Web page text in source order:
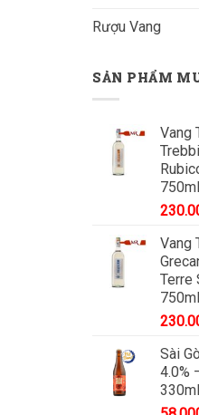
Rượu Vang
SẢN PHẨM
Vang
750ml
Vang
Terre
750ml
Sài
4.0%
330ml